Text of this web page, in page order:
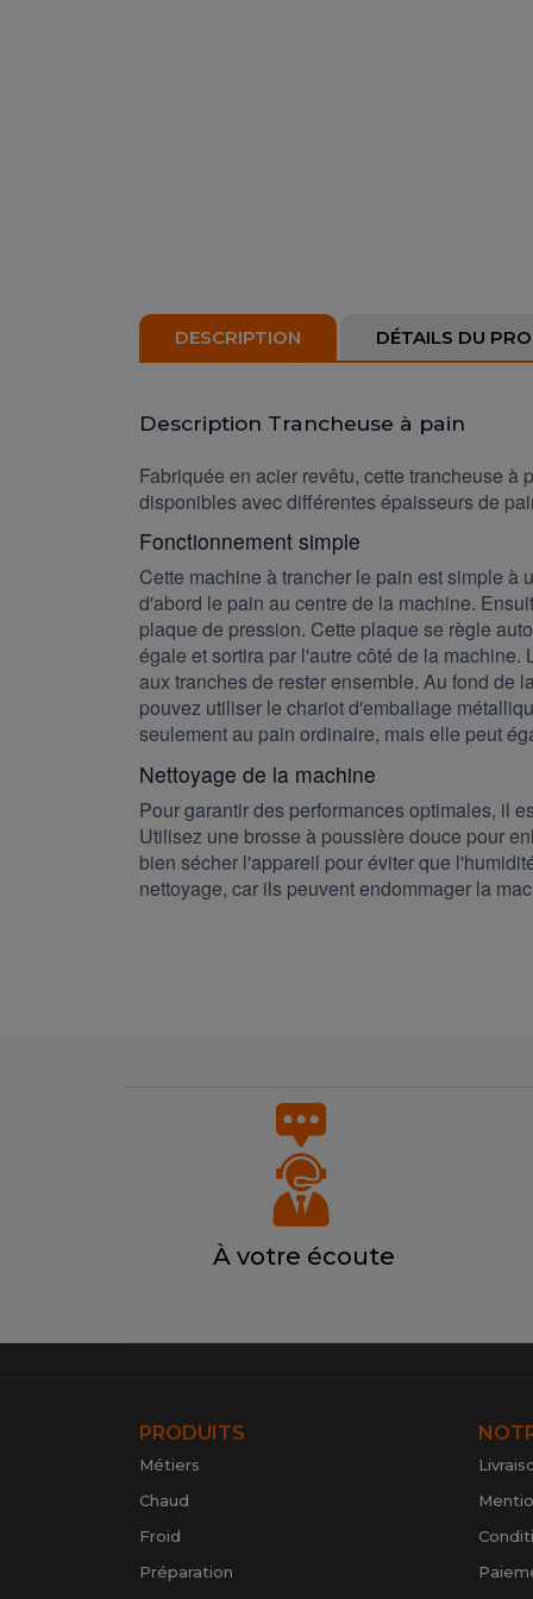
DESCRIPTION DÉTAILS DU
Description Trancheuse à pain
Fabriquée en acier revêtu, cette trancheuse
disponibles avec différentes épaisseurs de
Fonctionnement simple
Cette machine à trancher le pain est simple
d'abord le pain au centre de la machine.
plaque de pression. Cette plaque se règle
égale et sortira par l'autre côté de la
aux tranches de rester ensemble. Au fond de
pouvez utiliser le chariot d'emballage
seulement au pain ordinaire, mais elle peut
Nettoyage de la machine
Pour garantir des performances optimales, il
Utilisez une brosse à poussière douce pour
bien sécher l'appareil pour éviter que
nettoyage, car ils peuvent endommager la
À votre écoute
PRODUITS
Métiers
Chaud
Froid
Préparation